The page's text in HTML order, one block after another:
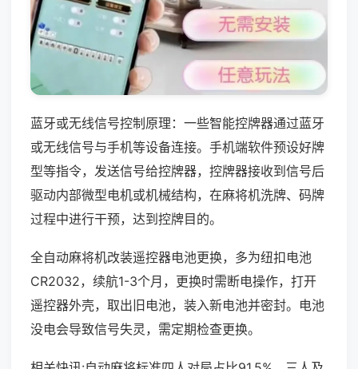
蓝牙或无线信号控制原理：一些智能控牌器通过蓝牙
或无线信号与手机等设备连接。手机端软件预设好牌
型等指令，发送信号给控牌器，控牌器接收到信号后
驱动内部微型电机或机械结构，在麻将机洗牌、码牌
过程中进行干预，达到控牌目的。
全自动麻将机改装遥控器电池更换，多为纽扣电池
CR2032，续航1-3个月，更换时需断电操作，打开
遥控器外壳，取出旧电池，装入新电池并密封。电池
没电会导致信号失灵，需定期检查更换。